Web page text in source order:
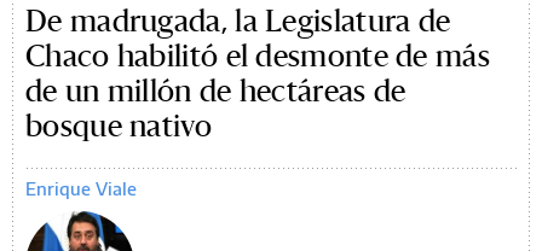
De madrugada, la Legislatura de
Chaco habilitó el desmonte de más
de un millón de hectáreas de
bosque nativo
Enrique Viale